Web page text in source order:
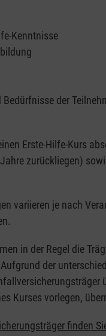
Kenntnisse
der
Erste-Hilfe-Kurs
zurückliegen)
variieren je nach
in der Regel die
der
Kurses vorlegen,
finden